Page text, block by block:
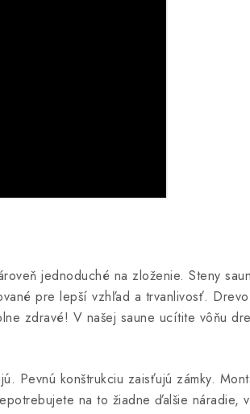
jednoduché na zloženie. Steny
pre lepší vzhľad a trvanlivosť.
zdravé! V našej saune ucítite vôňu
Pevnú konštrukciu zaisťujú zámky.
na to žiadne ďalšie náradie,